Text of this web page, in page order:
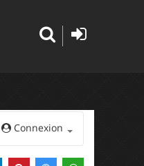
Connexion